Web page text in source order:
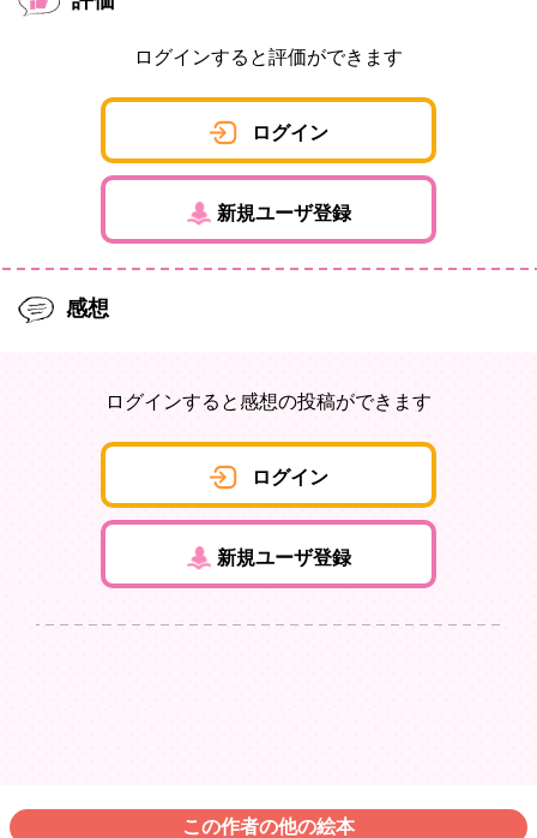
ログインすると評価ができます
ログイン
新規ユーザ登録
感想
ログインすると感想の投稿ができます
ログイン
新規ユーザ登録
この作者の他の絵本